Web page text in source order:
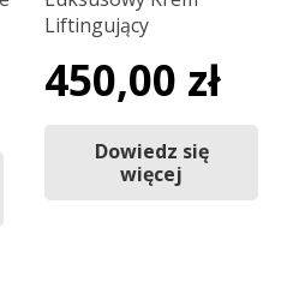
Liftingujący
450,00 zł
Dowiedz się
więcej